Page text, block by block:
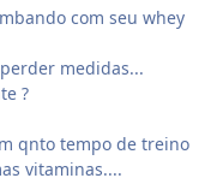
com seu whey
medidas...
?
qnto tempo de treino
vitaminas....